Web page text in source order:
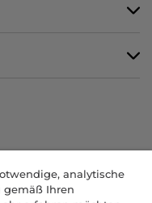
-
(MB) - Italien -
analytische
gemäß Ihren